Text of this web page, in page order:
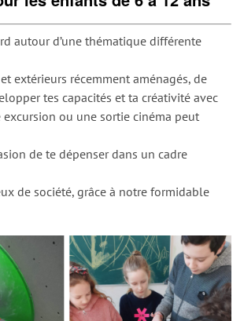
autour d’une thématique différente
extérieurs récemment aménagés, de
tes capacités et ta créativité avec
ou une sortie cinéma peut
de te dépenser dans un cadre
de société, grâce à notre formidable